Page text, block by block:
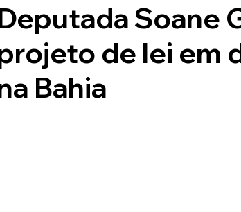
Soane
de lei em
Bahia